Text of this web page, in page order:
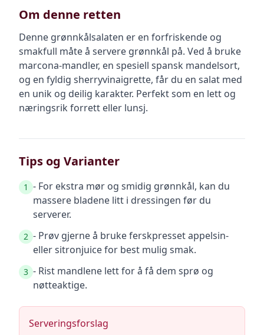
Om denne retten
Denne grønnkålsalaten er en forfriskende og
smakfull måte å servere grønnkål på. Ved å bruke
marcona-mandler, en spesiell spansk mandelsort,
og en fyldig sherryvinaigrette, får du en salat med
en unik og deilig karakter. Perfekt som en lett og
næringsrik forrett eller lunsj.
Tips og Varianter
1 - For ekstra mør og smidig grønnkål, kan du
massere bladene litt i dressingen før du
serverer.
2 - Prøv gjerne å bruke ferskpresset appelsin-
eller sitronjuice for best mulig smak.
3 - Rist mandlene lett for å få dem sprø og
nøtteaktige.
Serveringsforslag